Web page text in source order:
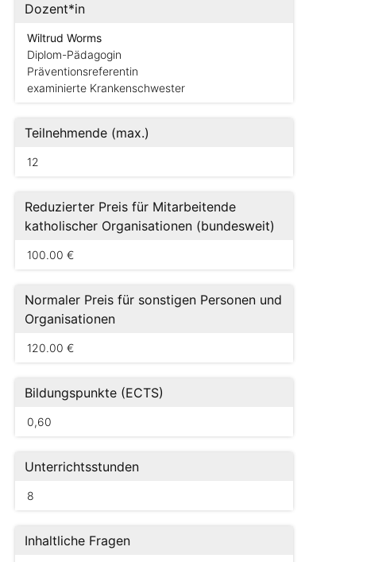
Dozent*in
Wiltrud Worms
Diplom-Pädagogin
Präventionsreferentin
examinierte Krankenschwester
Teilnehmende (max.)
12
Reduzierter Preis für Mitarbeitende
katholischer Organisationen (bundesweit)
100.00 €
Normaler Preis für sonstigen Personen und
Organisationen
120.00 €
Bildungspunkte (ECTS)
0,60
Unterrichtsstunden
8
Inhaltliche Fragen